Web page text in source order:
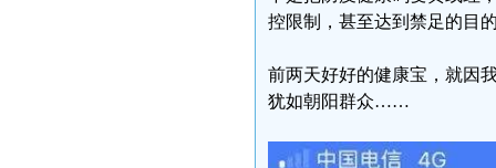
控限制，甚至达到禁足的目
前两天好好的健康宝，就因
犹如朝阳群众……